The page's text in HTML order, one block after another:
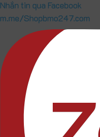
Nhắn tin qua Facebook
m.me/Shopbmo247.com